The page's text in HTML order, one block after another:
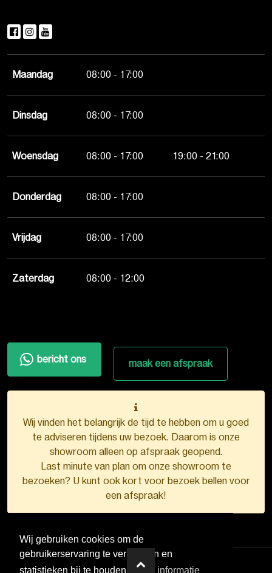
Wij gebruiken cookies om de
gebruikerservaring te verbeteren en
statistieken bij te houden.
Meer informatie
Maandag 08:00 - 17:00
Dinsdag 08:00 - 17:00
Woensdag 08:00 - 17:00 19:00 - 21:00
Donderdag 08:00 - 17:00
Vrijdag 08:00 - 17:00
Zaterdag 08:00 - 12:00
bericht ons maak een afspraak
Wij vinden het belangrijk de tijd te hebben om u goed
te adviseren tijdens uw bezoek. Daarom is onze
showroom alleen op afspraak geopend.
Last minute van plan om onze showroom te
bezoeken? U kunt ook kort voor bezoek bellen voor
een afspraak!